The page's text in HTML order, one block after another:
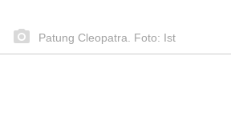
Patung Cleopatra. Foto: Ist